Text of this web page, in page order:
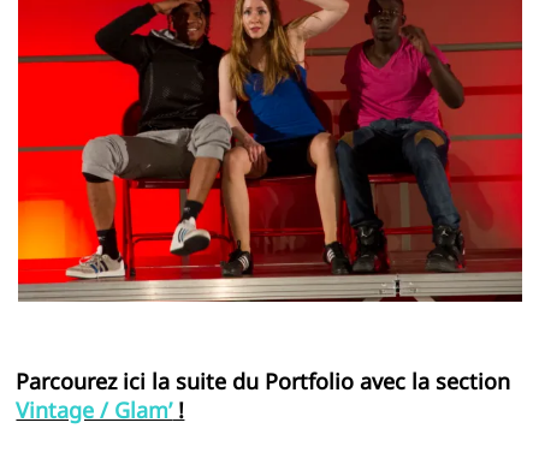
Parcourez ici la suite du Portfolio avec la section
Vintage / Glam’!